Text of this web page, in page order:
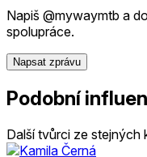
Napiš @mywaymtb a
spolupráce.
Napsat zprávu
Podobní
Další tvůrci ze stejných